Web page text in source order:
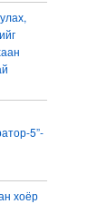
5”-
хоёр